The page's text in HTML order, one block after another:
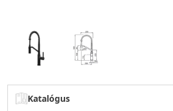
Katalógus